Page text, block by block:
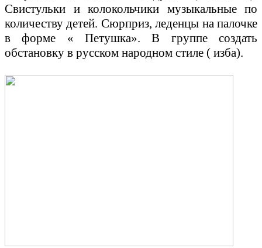
Свистульки и колокольчики музыкальные по
количеству детей. Сюрприз, леденцы на палочке
в форме « Петушка». В группе создать
обстановку в русском народном стиле ( изба).